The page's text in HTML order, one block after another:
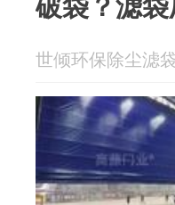
破袋？滤
世倾环保除尘滤